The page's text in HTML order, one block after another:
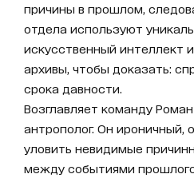
причины в прошлом,
отдела используют
искусственный интеллект
архивы, чтобы доказать:
срока давности.
Возглавляет команду
антрополог. Он ироничный,
уловить невидимые
между событиями